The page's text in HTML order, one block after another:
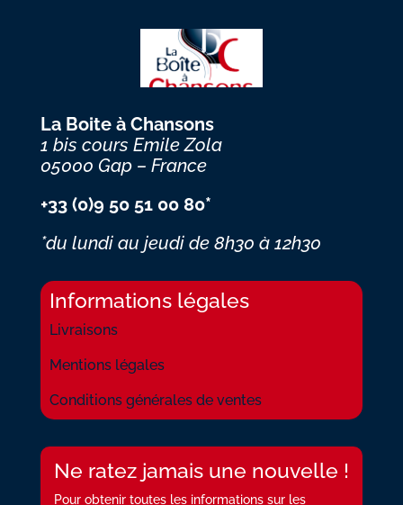
La Boite à Chansons
1 bis cours Emile Zola
05000 Gap – France
+33 (0)9 50 51 00 80*
*du lundi au jeudi de 8h30 à 12h30
Informations légales
Livraisons
Mentions légales
Conditions générales de ventes
Ne ratez jamais une nouvelle !
Pour obtenir toutes les informations sur les